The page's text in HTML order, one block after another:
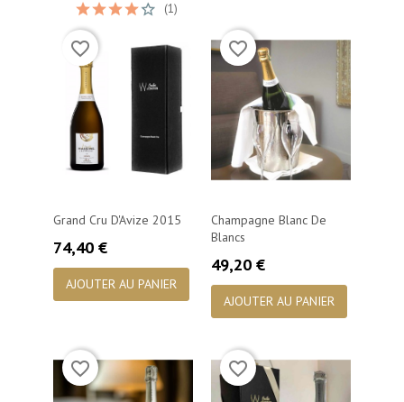
Grand Cru D'Avize 2015
Prix
74,40 €
AJOUTER AU PANIER
(1)
favorite_border
Champagne Blanc De
Blancs
Prix
49,20 €
AJOUTER AU PANIER
favorite_border
favorite_border favorite_border